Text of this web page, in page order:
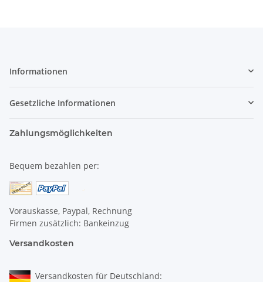
Informationen
Gesetzliche Informationen
Zahlungsmöglichkeiten
Bequem bezahlen per:
Vorauskasse, Paypal, Rechnung
Firmen zusätzlich: Bankeinzug
Versandkosten
Versandkosten für Deutschland: